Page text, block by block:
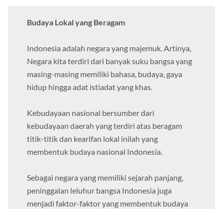
Budaya Lokal yang Beragam
Indonesia adalah negara yang majemuk. Artinya,
Negara kita terdiri dari banyak suku bangsa yang
masing-masing memiliki bahasa, budaya, gaya
hidup hingga adat istiadat yang khas.
Kebudayaan nasional bersumber dari
kebudayaan daerah yang terdiri atas beragam
titik-titik dan kearifan lokal inilah yang
membentuk budaya nasional Indonesia.
Sebagai negara yang memiliki sejarah panjang,
peninggalan leluhur bangsa Indonesia juga
menjadi faktor-faktor yang membentuk budaya